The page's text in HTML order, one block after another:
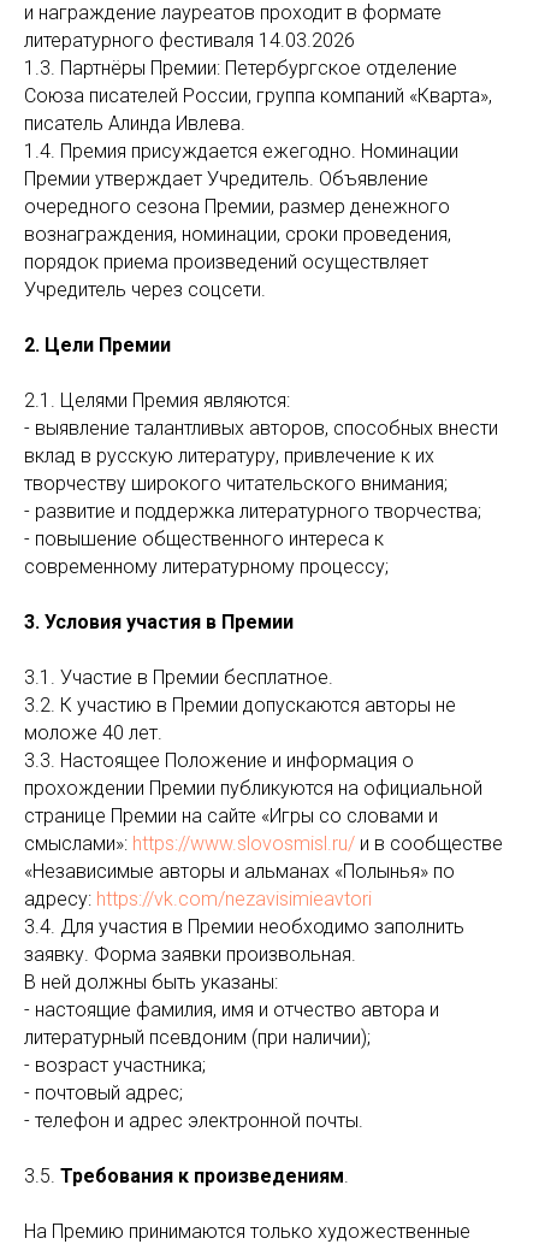
и награждение лауреатов проходит в формате
литературного фестиваля 14.03.2026
1.3. Партнёры Премии: Петербургское отделение
Союза писателей России, группа компаний «Кварта»,
писатель Алинда Ивлева.
1.4. Премия присуждается ежегодно. Номинации
Премии утверждает Учредитель. Объявление
очередного сезона Премии, размер денежного
вознаграждения, номинации, сроки проведения,
порядок приема произведений осуществляет
Учредитель через соцсети.
2. Цели Премии
2.1. Целями Премия являются:
- выявление талантливых авторов, способных внести
вклад в русскую литературу, привлечение к их
творчеству широкого читательского внимания;
- развитие и поддержка литературного творчества;
- повышение общественного интереса к
современному литературному процессу;
3. Условия участия в Премии
3.1. Участие в Премии бесплатное.
3.2. К участию в Премии допускаются авторы не
моложе 40 лет.
3.3. Настоящее Положение и информация о
прохождении Премии публикуются на официальной
странице Премии на сайте «Игры со словами и
смыслами»: https://www.slovosmisl.ru/ и в сообществе
«Независимые авторы и альманах «Полынья» по
адресу: https://vk.com/nezavisimieavtori
3.4. Для участия в Премии необходимо заполнить
заявку. Форма заявки произвольная.
В ней должны быть указаны:
- настоящие фамилия, имя и отчество автора и
литературный псевдоним (при наличии);
- возраст участника;
- почтовый адрес;
- телефон и адрес электронной почты.
3.5. Требования к произведениям.
На Премию принимаются только художественные